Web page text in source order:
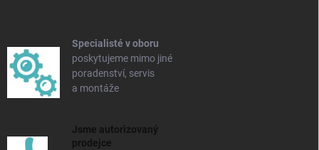
Specialisté v oboru
poskytujeme mimo jiné
poradenství, servis
a montáže
Jsme autorizovaný
prodejce